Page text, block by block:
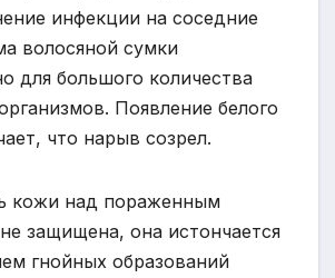
инфекции на соседние
волосяной сумки
для большого количества
Появление белого
что нарыв созрел.
кожи над пораженным
защищена, она истончается
гнойных образований